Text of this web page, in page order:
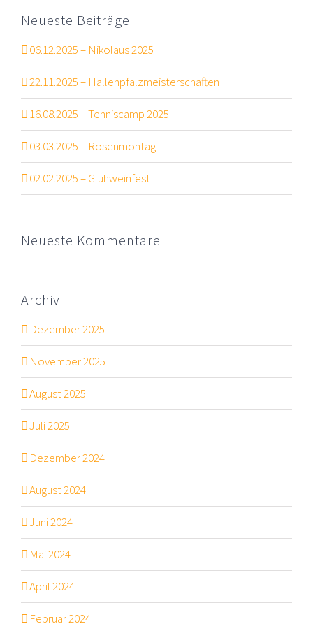
Neueste Beiträge
06.12.2025 – Nikolaus 2025
22.11.2025 – Hallenpfalzmeisterschaften
16.08.2025 – Tenniscamp 2025
03.03.2025 – Rosenmontag
02.02.2025 – Glühweinfest
Neueste Kommentare
Archiv
Dezember 2025
November 2025
August 2025
Juli 2025
Dezember 2024
August 2024
Juni 2024
Mai 2024
April 2024
Februar 2024